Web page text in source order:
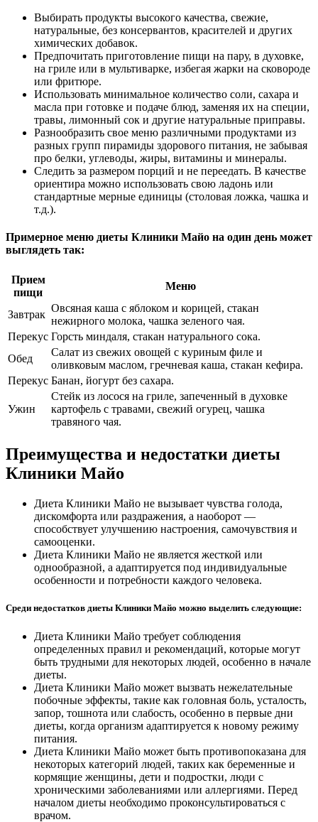
Выбирать продукты высокого качества, свежие,
натуральные, без консервантов, красителей и других
химических добавок.
Предпочитать приготовление пищи на пару, в духовке,
на гриле или в мультиварке, избегая жарки на сковороде
или фритюре.
Использовать минимальное количество соли, сахара и
масла при готовке и подаче блюд, заменяя их на специи,
травы, лимонный сок и другие натуральные приправы.
Разнообразить свое меню различными продуктами из
разных групп пирамиды здорового питания, не забывая
про белки, углеводы, жиры, витамины и минералы.
Следить за размером порций и не переедать. В качестве
ориентира можно использовать свою ладонь или
стандартные мерные единицы (столовая ложка, чашка и
т.д.).
Примерное меню диеты Клиники Майо на один день может
выглядеть так:
Прием
пищи
Меню
Завтрак
Овсяная каша с яблоком и корицей, стакан
нежирного молока, чашка зеленого чая.
Перекус Горсть миндаля, стакан натурального сока.
Обед
Салат из свежих овощей с куриным филе и
оливковым маслом, гречневая каша, стакан кефира.
Перекус Банан, йогурт без сахара.
Ужин
Стейк из лосося на гриле, запеченный в духовке
картофель с травами, свежий огурец, чашка
травяного чая.
Преимущества и недостатки диеты
Клиники Майо
Диета Клиники Майо не вызывает чувства голода,
дискомфорта или раздражения, а наоборот —
способствует улучшению настроения, самочувствия и
самооценки.
Диета Клиники Майо не является жесткой или
однообразной, а адаптируется под индивидуальные
особенности и потребности каждого человека.
Среди недостатков диеты Клиники Майо можно выделить следующие:
Диета Клиники Майо требует соблюдения
определенных правил и рекомендаций, которые могут
быть трудными для некоторых людей, особенно в начале
диеты.
Диета Клиники Майо может вызвать нежелательные
побочные эффекты, такие как головная боль, усталость,
запор, тошнота или слабость, особенно в первые дни
диеты, когда организм адаптируется к новому режиму
питания.
Диета Клиники Майо может быть противопоказана для
некоторых категорий людей, таких как беременные и
кормящие женщины, дети и подростки, люди с
хроническими заболеваниями или аллергиями. Перед
началом диеты необходимо проконсультироваться с
врачом.